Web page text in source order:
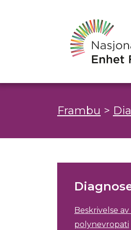
Frambu >
Beskrivelse
polynevropati